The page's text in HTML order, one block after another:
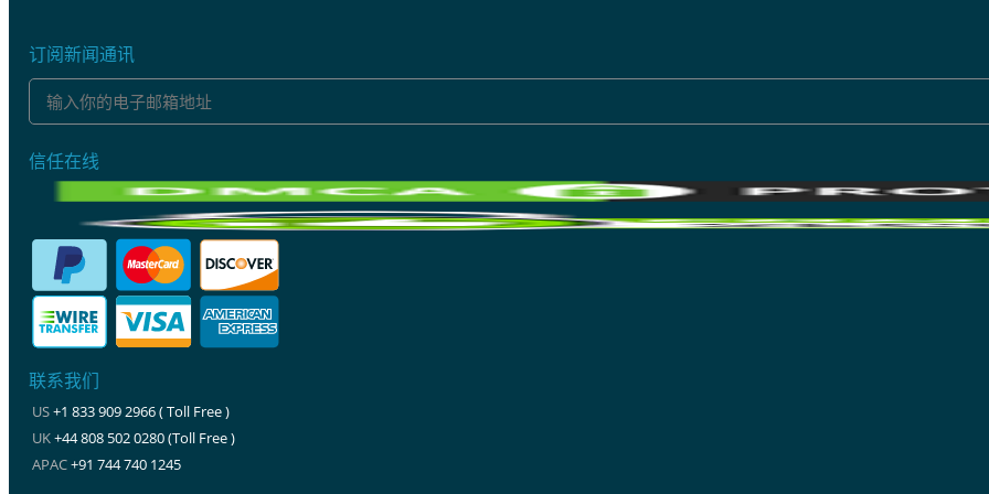
订阅新闻通讯
信任在线
联系我们
US+1 833 909 2966 ( Toll Free )
UK+44 808 502 0280 (Toll Free )
APAC+91 744 740 1245